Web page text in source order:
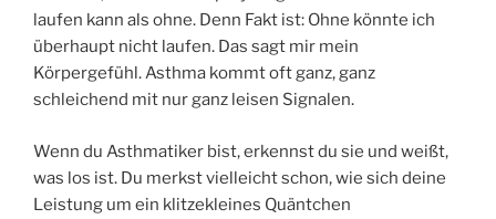
laufen kann als ohne. Denn Fakt ist: Ohne könnte ich
überhaupt nicht laufen. Das sagt mir mein
Körpergefühl. Asthma kommt oft ganz, ganz
schleichend mit nur ganz leisen Signalen.
Wenn du Asthmatiker bist, erkennst du sie und weißt,
was los ist. Du merkst vielleicht schon, wie sich deine
Leistung um ein klitzekleines Quäntchen